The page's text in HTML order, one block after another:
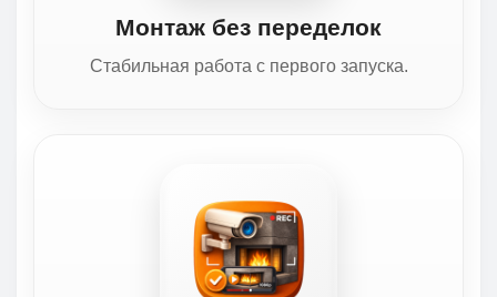
Монтаж без переделок
Стабильная работа с первого запуска.